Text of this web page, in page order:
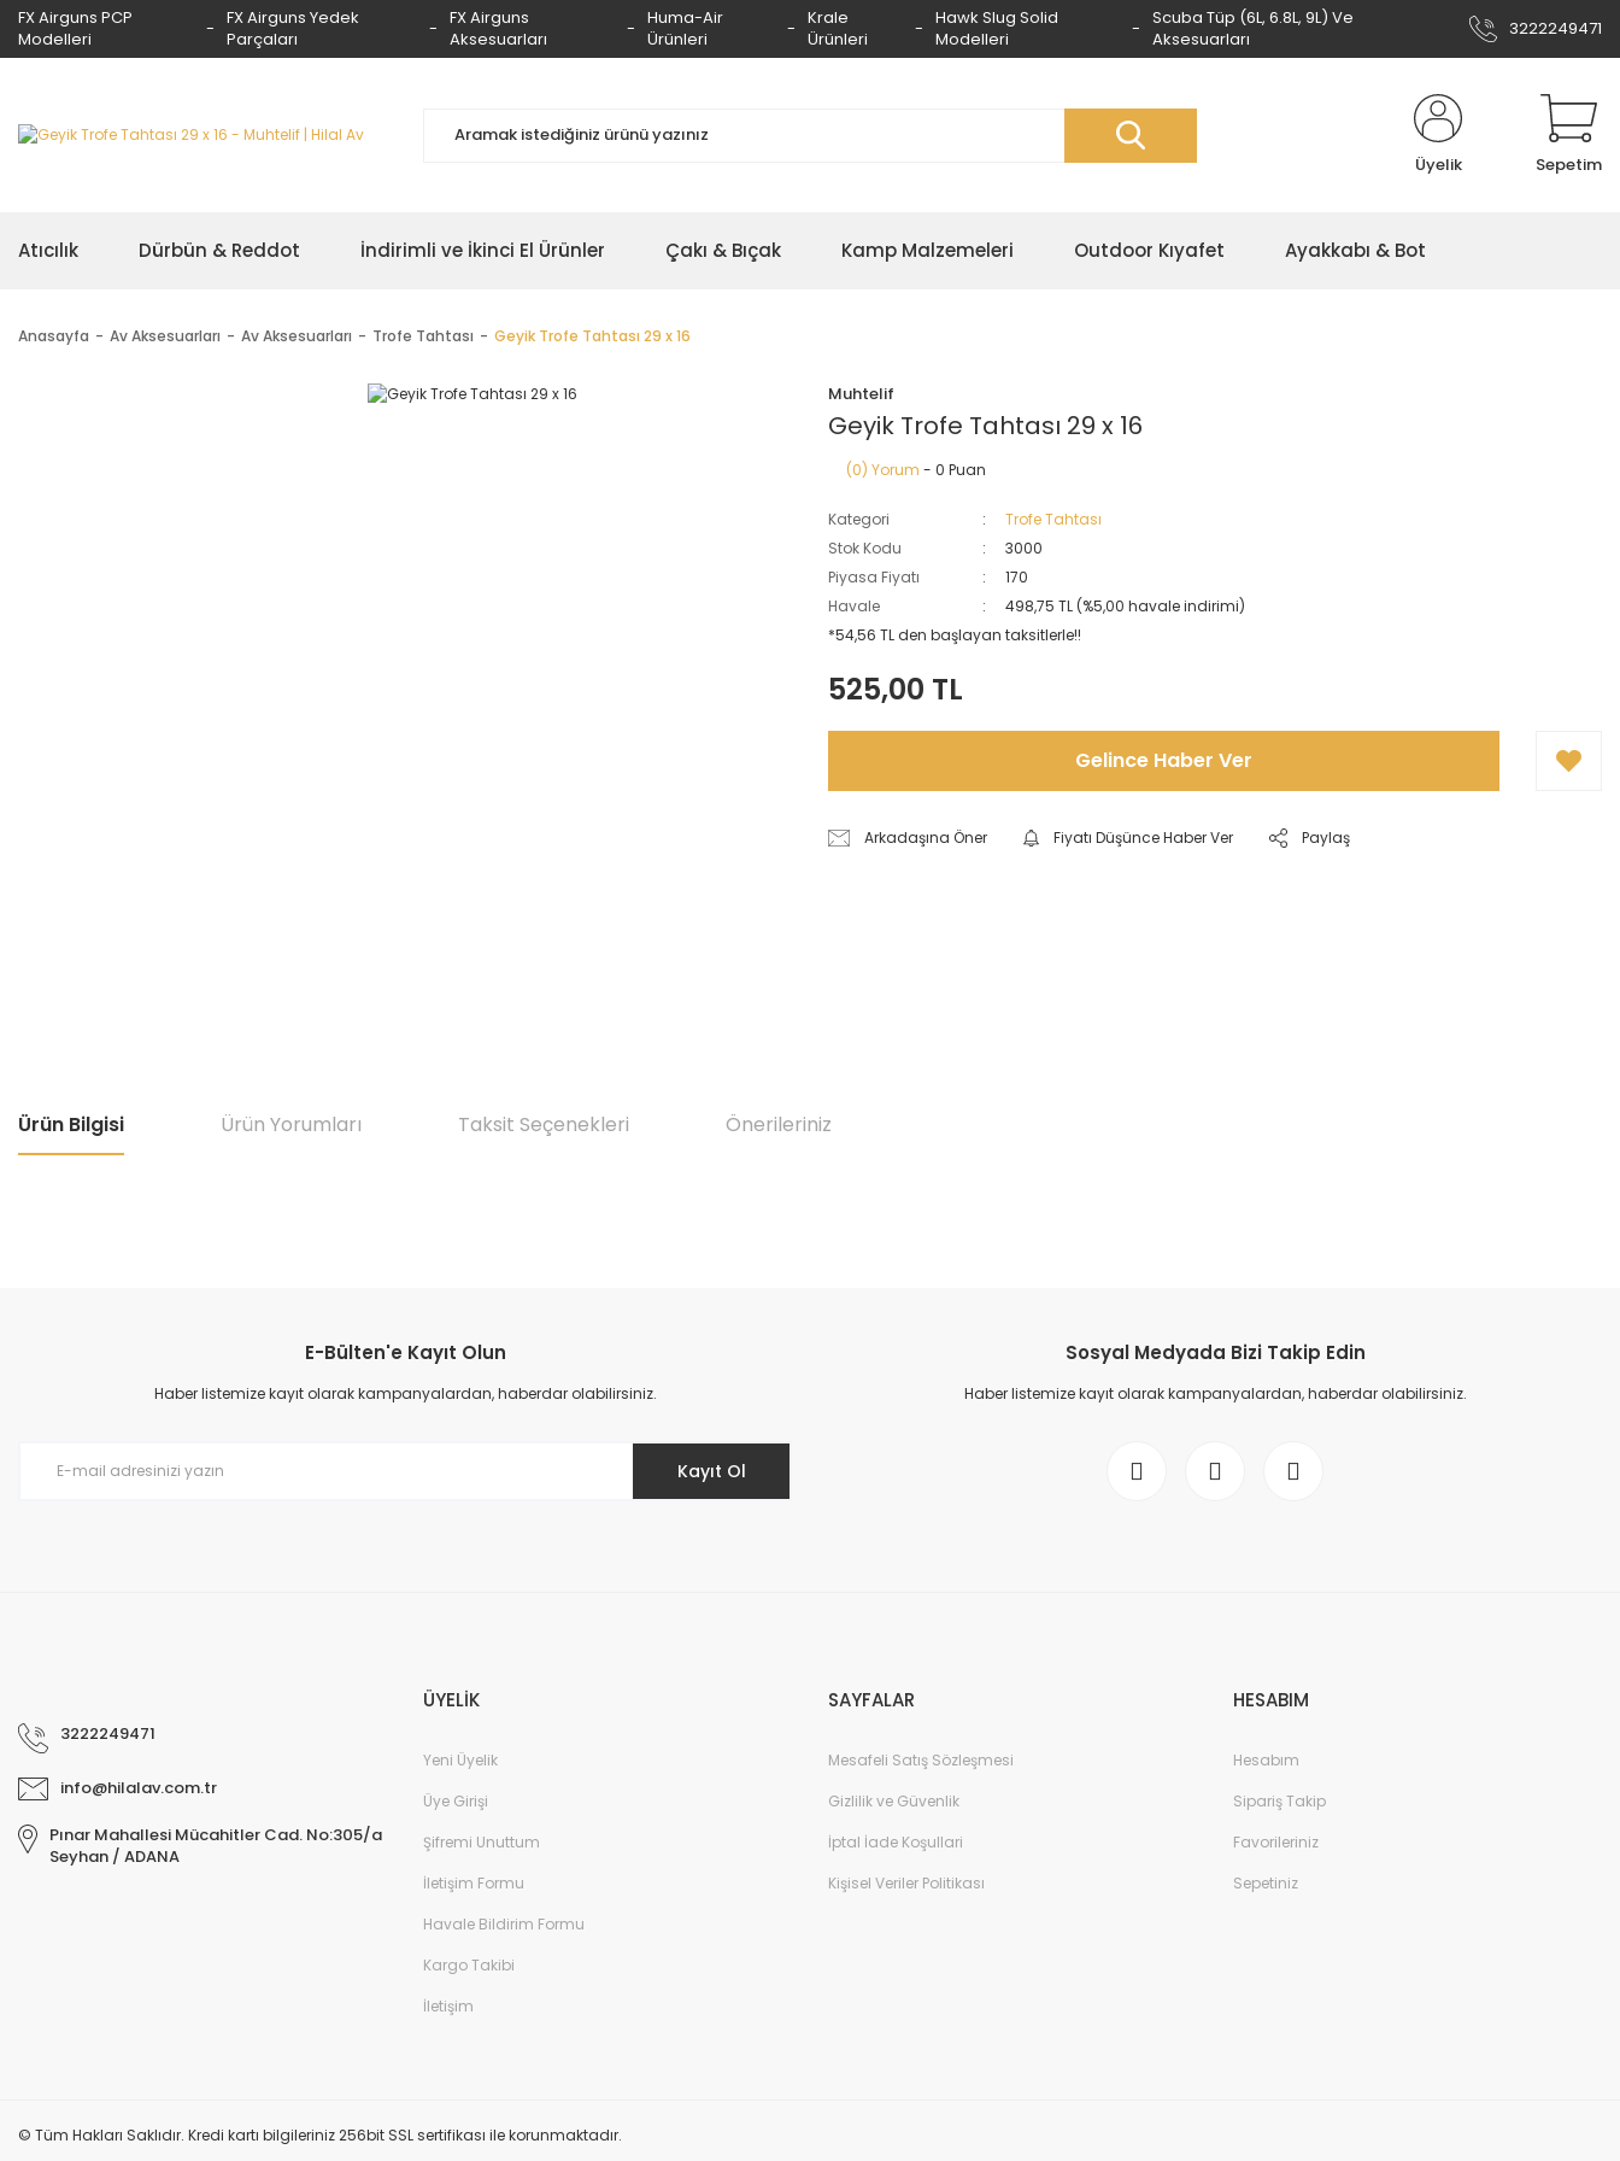
FX Airguns PCP
Modelleri
FX Airguns Yedek
Parçaları
FX Airguns
Aksesuarları
Huma-Air
Ürünleri
Krale
Ürünleri
Hawk Slug Solid
Modelleri
Scuba Tüp (6L, 6.8L, 9L) Ve
Aksesuarları
3222249471
Üyelik Sepetim
Atıcılık Dürbün & Reddot İndirimli ve İkinci El Ürünler Çakı & Bıçak Kamp Malzemeleri Outdoor Kıyafet Ayakkabı & Bot
Anasayfa Av Aksesuarları Av Aksesuarları Trofe Tahtası Geyik Trofe Tahtası 29 x 16
Muhtelif
Geyik Trofe Tahtası 29 x 16
(0) Yorum - 0 Puan
Kategori
Trofe Tahtası
Stok Kodu
3000
Piyasa Fiyatı
170
Havale
498,75 TL (%5,00 havale indirimi)
*54,56 TL den başlayan taksitlerle!!
525,00 TL
Gelince Haber Ver
Arkadaşına Öner Fiyatı Düşünce Haber Ver Paylaş
Ürün Bilgisi Ürün Yorumları Taksit Seçenekleri Önerileriniz
Ürün resmi kalitesiz, bozuk veya görüntülenemiyor.
Ürün açıklamasında eksik bilgiler bulunuyor.
E-Bülten'e Kayıt Olun
Haber listemize kayıt olarak kampanyalardan, haberdar olabilirsiniz.
Kayıt Ol
Sosyal Medyada Bizi Takip Edin
Haber listemize kayıt olarak kampanyalardan, haberdar olabilirsiniz.
3222249471
info@hilalav.com.tr
Pınar Mahallesi Mücahitler Cad. No:305/a
Seyhan / ADANA
ÜYELİK
Yeni Üyelik
Üye Girişi
Şifremi Unuttum
İletişim Formu
Havale Bildirim Formu
Kargo Takibi
İletişim
SAYFALAR
Mesafeli Satış Sözleşmesi
Gizlilik ve Güvenlik
İptal İade Koşullari
Kişisel Veriler Politikası
HESABIM
Hesabım
Sipariş Takip
Favorileriniz
Sepetiniz
© Tüm Hakları Saklıdır. Kredi kartı bilgileriniz 256bit SSL sertifikası ile korunmaktadır.